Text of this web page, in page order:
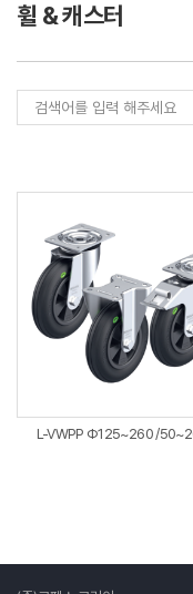
휠 & 캐스터
L-VWPP Φ125~260 /